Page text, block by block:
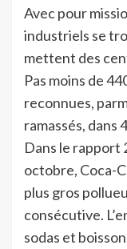
Avec pour
industriels se
mettent des
Pas moins de
reconnues,
ramassés, dans
Dans le rapport
octobre, Coca-
plus gros
consécutive.
sodas et